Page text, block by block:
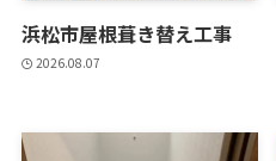
浜松市屋根葺き替え工事
2026.08.07